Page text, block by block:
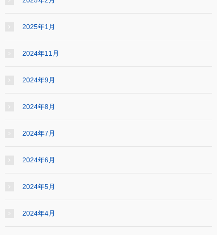
2025年1月
2024年11月
2024年9月
2024年8月
2024年7月
2024年6月
2024年5月
2024年4月